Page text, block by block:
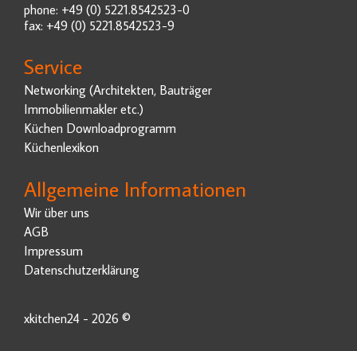
phone: +49 (0) 5221.8542523-0
fax: +49 (0) 5221.8542523-9
Service
Networking (Architekten, Bauträger
Immobilienmakler etc.)
Küchen Downloadprogramm
Küchenlexikon
Allgemeine Informationen
Wir über uns
AGB
Impressum
Datenschutzerklärung
xkitchen24 - 2026 ©